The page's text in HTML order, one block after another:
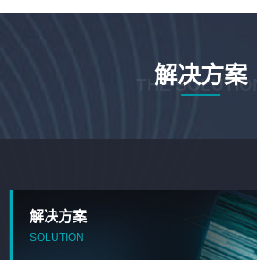
解决方案
THE SOLUTION
解决方案
SOLUTION